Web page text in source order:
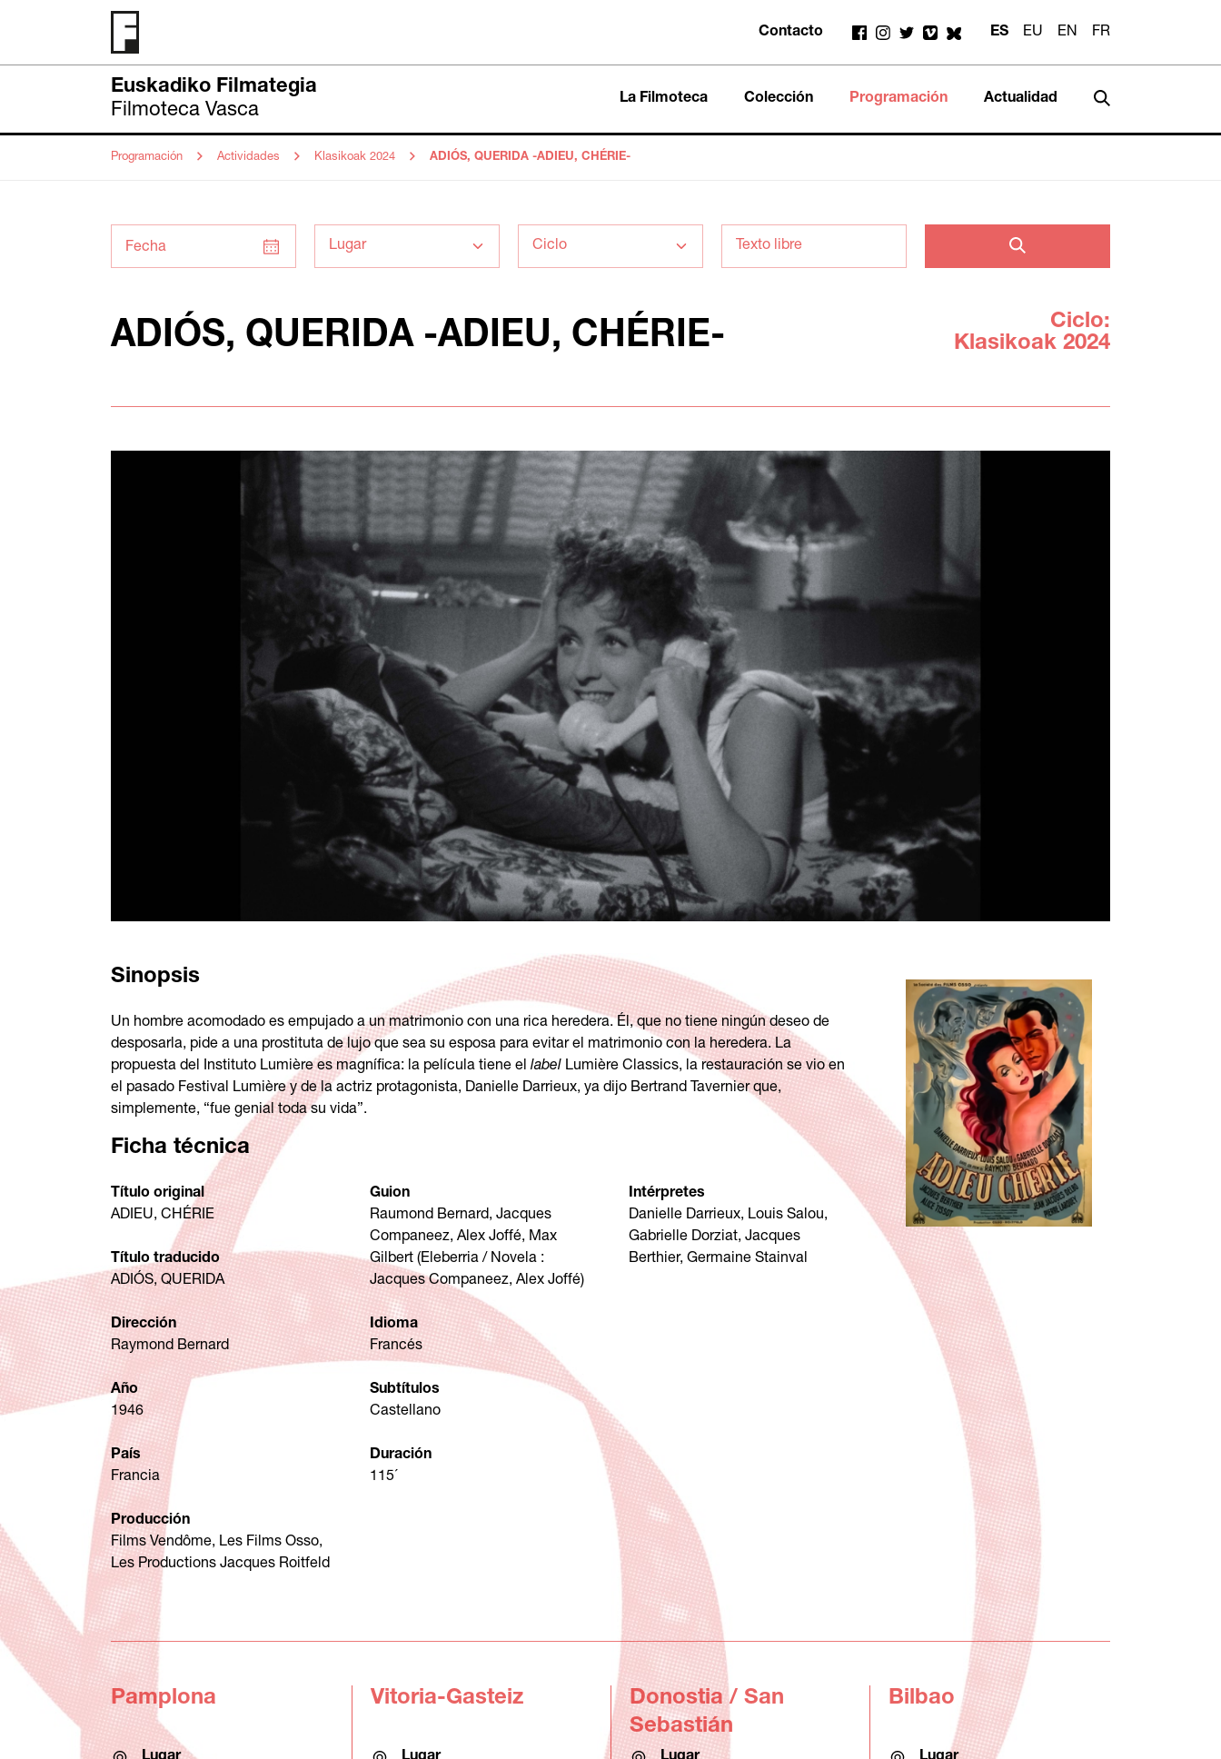
Contacto ES EU EN FR
Euskadiko Filmategia
Filmoteca Vasca
La Filmoteca Colección Programación Actualidad
Programación Actividades Klasikoak 2024 ADIÓS, QUERIDA -ADIEU, CHÉRIE-
Fecha
ADIÓS, QUERIDA -ADIEU, CHÉRIE-
Ciclo:
Klasikoak 2024
Sinopsis
Un hombre acomodado es empujado a un matrimonio con una rica heredera. Él, que no tiene ningún deseo de
desposarla, pide a una prostituta de lujo que sea su esposa para evitar el matrimonio con la heredera. La
propuesta del Instituto Lumière es magnífica: la película tiene el label Lumière Classics, la restauración se vio en
el pasado Festival Lumière y de la actriz protagonista, Danielle Darrieux, ya dijo Bertrand Tavernier que,
simplemente, “fue genial toda su vida”.
Ficha técnica
Título original
ADIEU, CHÉRIE
Título traducido
ADIÓS, QUERIDA
Dirección
Raymond Bernard
Año
1946
País
Francia
Producción
Films Vendôme, Les Films Osso,
Les Productions Jacques Roitfeld
Guion
Raumond Bernard, Jacques
Companeez, Alex Joffé, Max
Gilbert (Eleberria / Novela :
Jacques Companeez, Alex Joffé)
Idioma
Francés
Subtítulos
Castellano
Duración
115´
Intérpretes
Danielle Darrieux, Louis Salou,
Gabrielle Dorziat, Jacques
Berthier, Germaine Stainval
Pamplona Vitoria-Gasteiz
Donostia / San
Sebastián
Bilbao